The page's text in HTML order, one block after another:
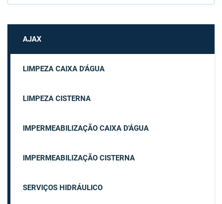
AJAX
LIMPEZA CAIXA D'ÁGUA
LIMPEZA CISTERNA
IMPERMEABILIZAÇÃO CAIXA D'ÁGUA
IMPERMEABILIZAÇÃO CISTERNA
SERVIÇOS HIDRÁULICO